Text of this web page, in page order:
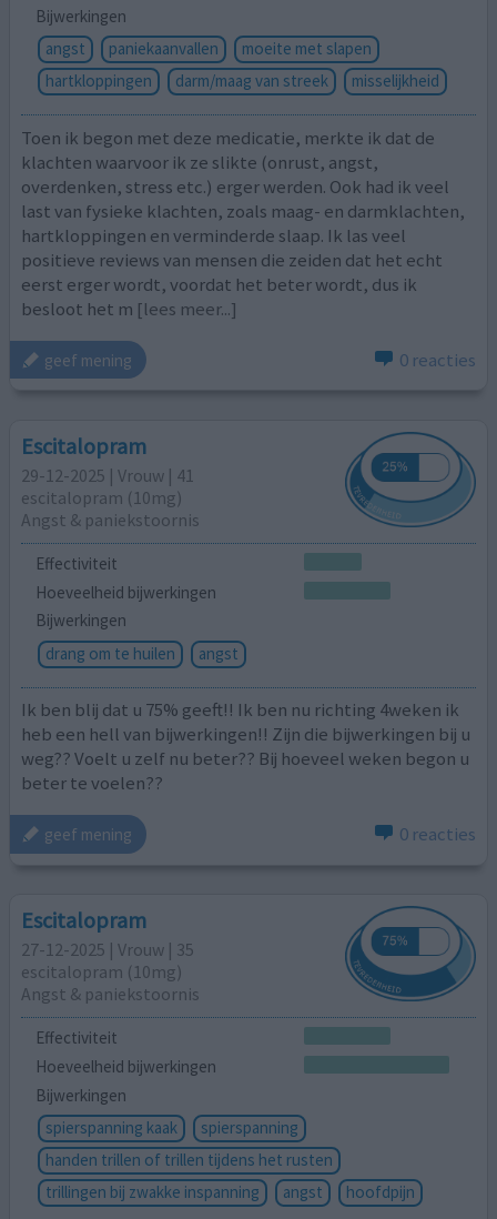
Bijwerkingen
angst
paniekaanvallen
moeite met slapen
hartkloppingen
darm/maag van streek misselijkheid
Toen ik begon met deze medicatie, merkte ik dat de
klachten waarvoor ik ze slikte (onrust, angst,
overdenken, stress etc.) erger werden. Ook had ik veel
last van fysieke klachten, zoals maag- en darmklachten,
hartkloppingen en verminderde slaap. Ik las veel
positieve reviews van mensen die zeiden dat het echt
eerst erger wordt, voordat het beter wordt, dus ik
besloot het m [lees meer...]
geef mening 0 reacties
Escitalopram
29-12-2025 | Vrouw | 41
escitalopram (10mg)
Angst & paniekstoornis
Effectiviteit
Hoeveelheid bijwerkingen
Bijwerkingen
drang om te huilen
angst
Ik ben blij dat u 75% geeft!! Ik ben nu richting 4weken ik
heb een hell van bijwerkingen!! Zijn die bijwerkingen bij u
weg?? Voelt u zelf nu beter?? Bij hoeveel weken begon u
beter te voelen??
geef mening 0 reacties
Escitalopram
27-12-2025 | Vrouw | 35
escitalopram (10mg)
Angst & paniekstoornis
Effectiviteit
Hoeveelheid bijwerkingen
Bijwerkingen
spierspanning kaak
spierspanning
handen trillen of trillen tijdens het rusten
trillingen bij zwakke inspanning
angst hoofdpijn